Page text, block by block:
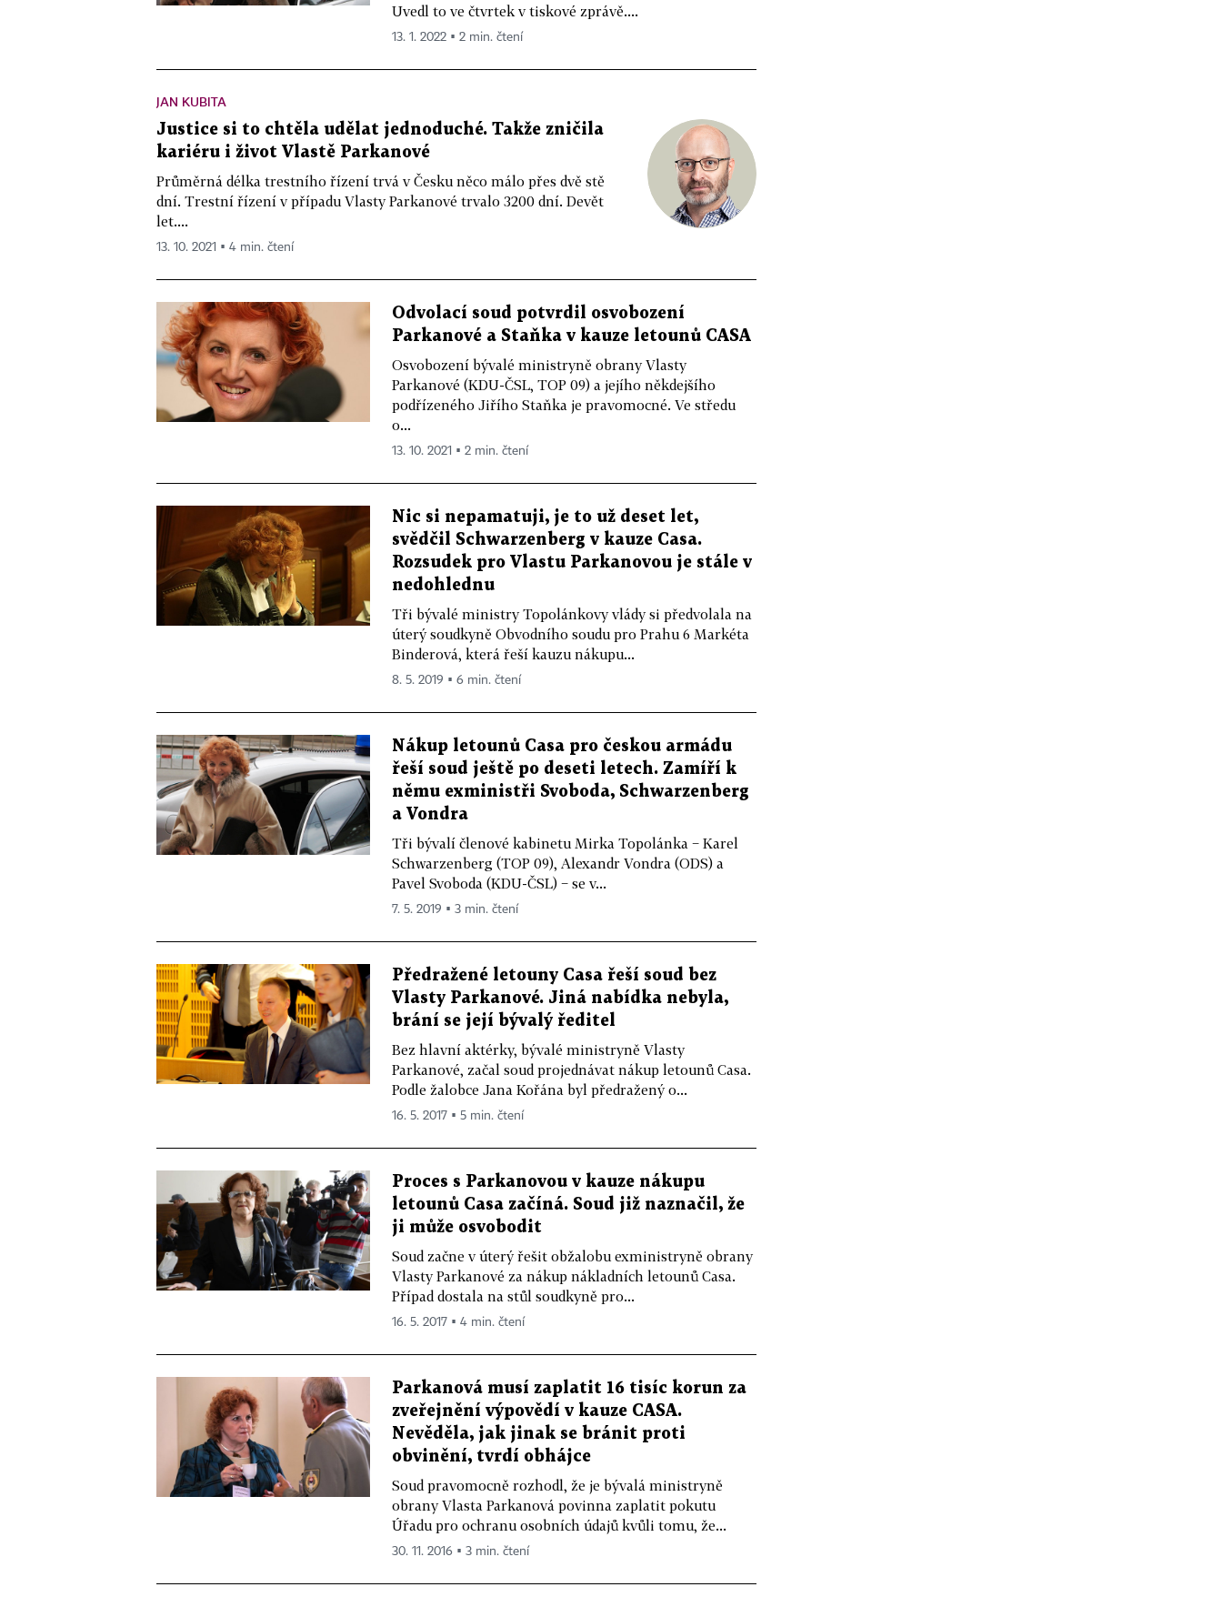
Uvedl to ve čtvrtek v tiskové zprávě....
13. 1. 2022 ▪ 2 min. čtení
JAN KUBITA
Justice si to chtěla udělat jednoduché. Takže zničila
kariéru i život Vlastě Parkanové
Průměrná délka trestního řízení trvá v Česku něco málo přes dvě stě
dní. Trestní řízení v případu Vlasty Parkanové trvalo 3200 dní. Devět
let....
13. 10. 2021 ▪ 4 min. čtení
Odvolací soud potvrdil osvobození
Parkanové a Staňka v kauze letounů CASA
Osvobození bývalé ministryně obrany Vlasty
Parkanové (KDU-ČSL, TOP 09) a jejího někdejšího
podřízeného Jiřího Staňka je pravomocné. Ve středu
o...
13. 10. 2021 ▪ 2 min. čtení
Nic si nepamatuji, je to už deset let,
svědčil Schwarzenberg v kauze Casa.
Rozsudek pro Vlastu Parkanovou je stále v
nedohlednu
Tři bývalé ministry Topolánkovy vlády si předvolala na
úterý soudkyně Obvodního soudu pro Prahu 6 Markéta
Binderová, která řeší kauzu nákupu...
8. 5. 2019 ▪ 6 min. čtení
Nákup letounů Casa pro českou armádu
řeší soud ještě po deseti letech. Zamíří k
němu exministři Svoboda, Schwarzenberg
a Vondra
Tři bývalí členové kabinetu Mirka Topolánka − Karel
Schwarzenberg (TOP 09), Alexandr Vondra (ODS) a
Pavel Svoboda (KDU­-ČSL) − se v...
7. 5. 2019 ▪ 3 min. čtení
Předražené letouny Casa řeší soud bez
Vlasty Parkanové. Jiná nabídka nebyla,
brání se její bývalý ředitel
Bez hlavní aktérky, bývalé ministryně Vlasty
Parkanové, začal soud projednávat nákup letounů Casa.
Podle žalobce Jana Kořána byl předražený o...
16. 5. 2017 ▪ 5 min. čtení
Proces s Parkanovou v kauze nákupu
letounů Casa začíná. Soud již naznačil, že
ji může osvobodit
Soud začne v úterý řešit obžalobu exministryně obrany
Vlasty Parkanové za nákup nákladních letounů Casa.
Případ dostala na stůl soudkyně pro...
16. 5. 2017 ▪ 4 min. čtení
Parkanová musí zaplatit 16 tisíc korun za
zveřejnění výpovědí v kauze CASA.
Nevěděla, jak jinak se bránit proti
obvinění, tvrdí obhájce
Soud pravomocně rozhodl, že je bývalá ministryně
obrany Vlasta Parkanová povinna zaplatit pokutu
Úřadu pro ochranu osobních údajů kvůli tomu, že...
30. 11. 2016 ▪ 3 min. čtení